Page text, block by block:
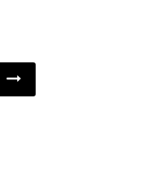
proizvod